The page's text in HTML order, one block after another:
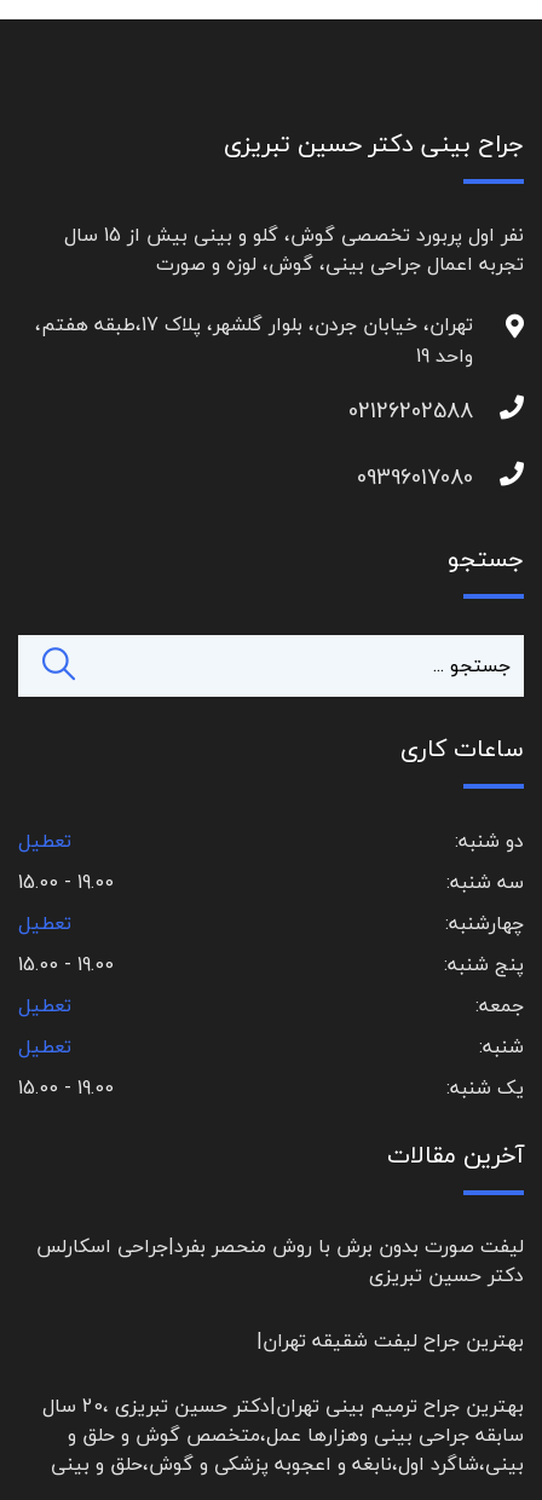
جراح بینی دکتر حسین تبریزی
نفر اول پربورد تخصصی گوش، گلو و بینی بیش از 15 سال
تجربه اعمال جراحی بینی، گوش، لوزه و صورت
تهران، خیابان جردن، بلوار گلشهر، پلاک 17،طبقه هفتم،
واحد 19
02126202588
09396017080
جستجو
ساعات کاری
دو شنبه:
تعطیل
سه شنبه:
19.00 - 15.00
چهارشنبه:
تعطیل
پنج شنبه:
19.00 - 15.00
جمعه:
تعطیل
شنبه:
تعطیل
یک شنبه:
19.00 - 15.00
آخرین مقالات
لیفت صورت بدون برش با روش منحصر بفرد|جراحی اسکارلس
دکتر حسین تبریزی
بهترین جراح لیفت شقیقه تهران|
بهترین جراح ترمیم بینی تهران|دکتر حسین تبریزی ،20 سال
سابقه جراحی بینی وهزارها عمل،متخصص گوش و حلق و
بینی،شاگرد اول،نابغه و اعجوبه پزشکی و گوش،حلق و بینی